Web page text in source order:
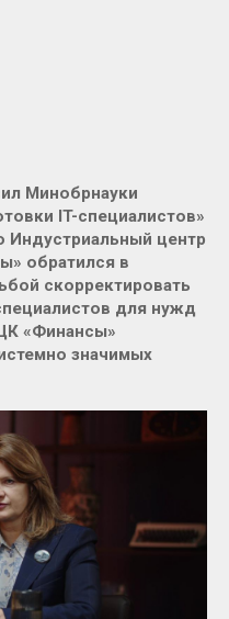
Минобрнауки
IT-специалистов»
центр
обратился в
скорректировать
для нужд
«Финансы»
значимых